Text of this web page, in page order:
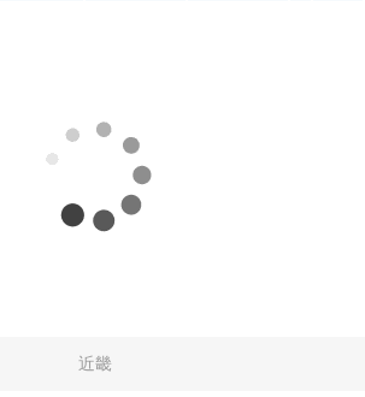
近畿